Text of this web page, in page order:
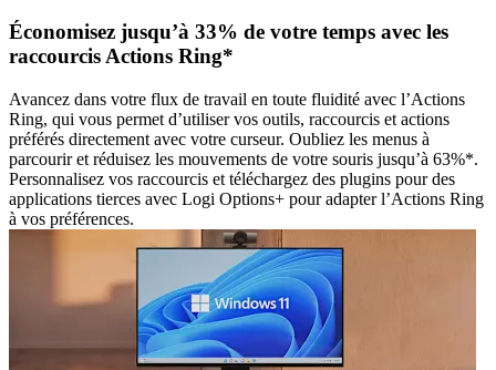
Économisez jusqu’à 33% de votre temps avec les
raccourcis Actions Ring*
Avancez dans votre flux de travail en toute fluidité avec l’Actions
Ring, qui vous permet d’utiliser vos outils, raccourcis et actions
préférés directement avec votre curseur. Oubliez les menus à
parcourir et réduisez les mouvements de votre souris jusqu’à 63%*.
Personnalisez vos raccourcis et téléchargez des plugins pour des
applications tierces avec Logi Options+ pour adapter l’Actions Ring
à vos préférences.